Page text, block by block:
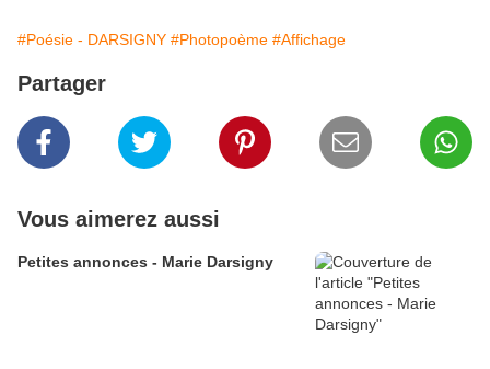
#Poésie - DARSIGNY #Photopoème #Affichage
Partager
Vous aimerez aussi
Petites annonces - Marie Darsigny